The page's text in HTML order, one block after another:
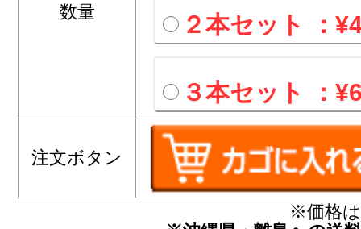
数量 ２本セット ：
３本セット ：
注文ボタン
※価格